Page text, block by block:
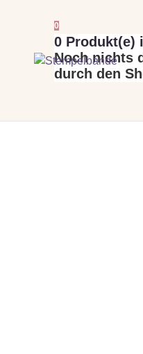
0
0 Produkt(e)
Noch nichts
durch den